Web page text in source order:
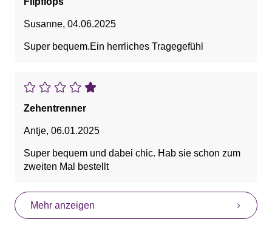
Susanne, 04.06.2025
Super bequem.Ein herrliches Tragegefühl
Zehentrenner
Antje, 06.01.2025
Super bequem und dabei chic. Hab sie schon zum
zweiten Mal bestellt
Mehr anzeigen